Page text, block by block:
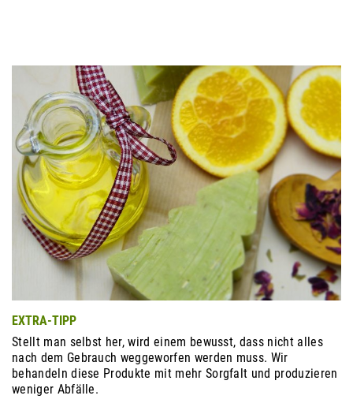
EXTRA-TIPP
Stellt man selbst her, wird einem bewusst, dass nicht alles
nach dem Gebrauch weggeworfen werden muss. Wir
behandeln diese Produkte mit mehr Sorgfalt und produzieren
weniger Abfälle.